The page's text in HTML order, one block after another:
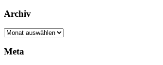
Archiv
Archiv
Meta